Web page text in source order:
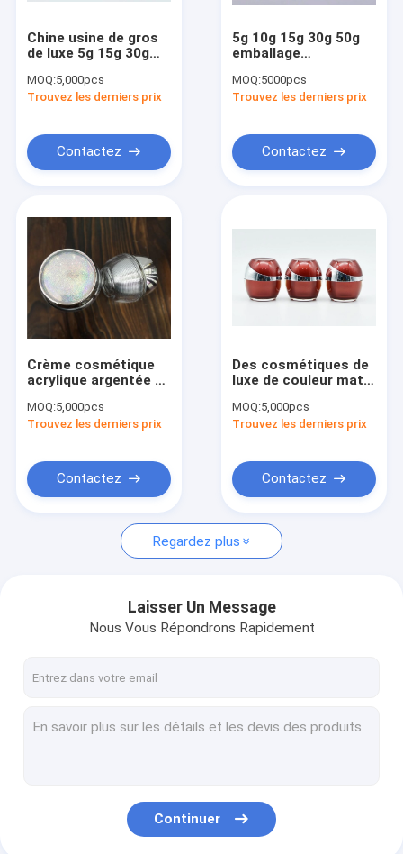
Conteneurs en bambou
Jar&Bottle en aluminium
série de dispositif de beauté
Spatule / bouteille de parfum
bouteilles de shampooing et de mousse
Kit de voyage/crème pour bébé/bouteille de crème solaire
la puissance compacte rougissent/boîte de fard à paupières
Bouteilles de /Pill de Pharma/ampoule/pénicilline/nourriture
Chine usine de gros
de luxe 5g 15g 30g
cosmétique acrylique
aluminium crème
MOQ:5,000pcs
Trouvez les derniers prix
Contactez
5g 10g 15g 30g 50g
emballage
faciale acrylique
noire pot vide
MOQ:5000pcs
Trouvez les derniers prix
Contactez
Crème cosmétique
acrylique argentée de
MOQ:5,000pcs
Trouvez les derniers prix
Contactez
Des cosmétiques de
luxe de couleur mate
30ml un bocal de
crème pour le visage
MOQ:5,000pcs
Trouvez les derniers prix
Contactez
Regardez plus
Laisser Un Message
Nous Vous Répondrons Rapidement
Continuer